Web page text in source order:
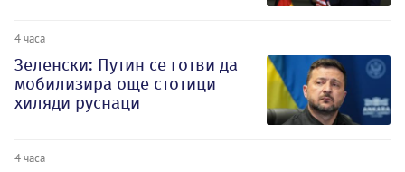
4 часа
Зеленски: Путин се готви да
мобилизира още стотици
хиляди руснаци
4 часа